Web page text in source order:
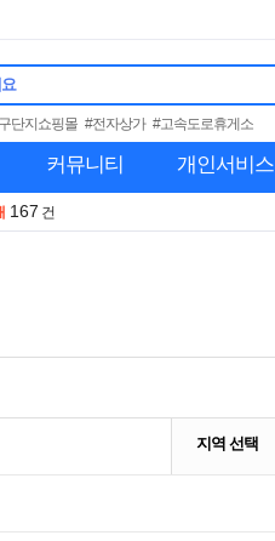
단지쇼핑몰 #전자상가 #고속도로휴게소
커뮤니티 개인서비스
167 건
지역 선택